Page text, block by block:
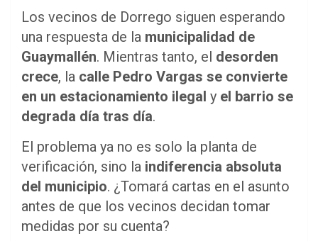
Los vecinos de Dorrego siguen esperando
una respuesta de la municipalidad de
Guaymallén. Mientras tanto, el desorden
crece, la calle Pedro Vargas se convierte
en un estacionamiento ilegal y el barrio se
degrada día tras día.
El problema ya no es solo la planta de
verificación, sino la indiferencia absoluta
del municipio. ¿Tomará cartas en el asunto
antes de que los vecinos decidan tomar
medidas por su cuenta?